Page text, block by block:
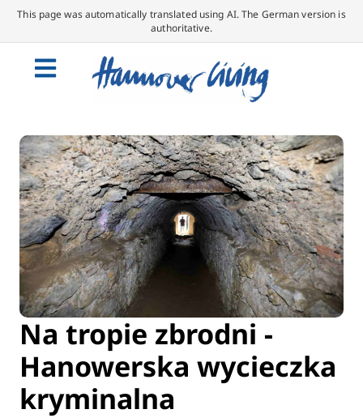
This page was automatically translated using AI. The German version is
authoritative.
Na tropie zbrodni -
Hanowerska wycieczka
kryminalna